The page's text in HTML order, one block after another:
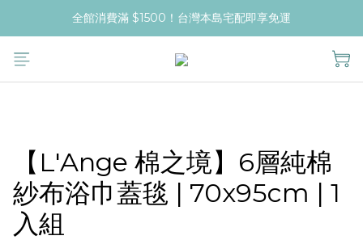
全館消費滿 $1500！台灣本島宅配即享免運
【L'Ange 棉之境】6層純棉
紗布浴巾蓋毯 | 70x95cm | 1
入組